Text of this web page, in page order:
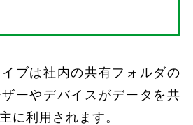
ブは社内の共有フォルダの
ーやデバイスがデータを共
に利用されます。